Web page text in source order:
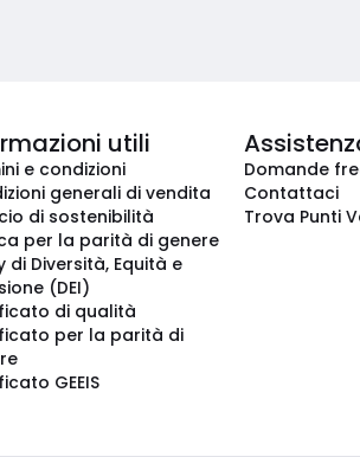
utili
e condizioni
generali di vendita
di sostenibilità
per la parità di genere
di Diversità, Equità e
(DEI)
di qualità
per la parità di
GEEIS
Domande
Contattaci
Trova Punti